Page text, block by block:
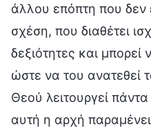
άλλου επόπτη που δεν
σχέση, που διαθέτει
δεξιότητες και μπορεί
ώστε να του ανατεθεί
Θεού λειτουργεί
αυτή η αρχή